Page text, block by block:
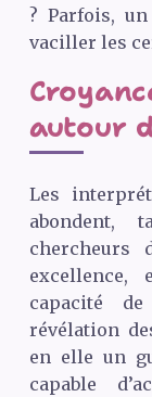
? Parfois,
vaciller les
autour
Les
abondent,
chercheurs
capacité
révélation
en elle un
capable